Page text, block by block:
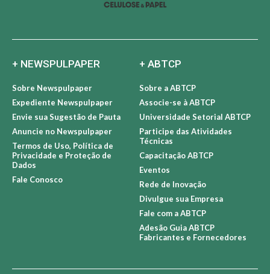
+ NEWSPULPAPER
Sobre Newspulpaper
Expediente Newspulpaper
Envie sua Sugestão de Pauta
Anuncie no Newspulpaper
Termos de Uso, Política de
Privacidade e Proteção de
Dados
Fale Conosco
+ ABTCP
Sobre a ABTCP
Associe-se à ABTCP
Universidade Setorial ABTCP
Participe das Atividades
Técnicas
Capacitação ABTCP
Eventos
Rede de Inovação
Divulgue sua Empresa
Fale com a ABTCP
Adesão Guia ABTCP
Fabricantes e Fornecedores